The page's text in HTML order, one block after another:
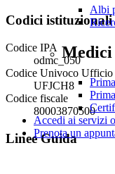
Albi
Accedi ai servizi
Prenota un
Codici istituzionali
Codice IPA
odmc_050
Codice Univoco Ufficio
UFJCH8
Codice fiscale
80003870500
Linee Guida